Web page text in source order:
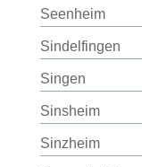
Seenheim
Sindelfingen
Singen
Sinsheim
Sinzheim